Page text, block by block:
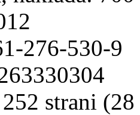
276-530-9
strani